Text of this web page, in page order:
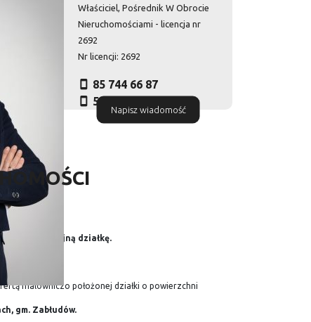
Właściciel, Pośrednik W Obrocie
Nieruchomościami - licencja nr
2692
Nr licencji: 2692
85 744 66 87
516 010 972
Napisz wiadomość
tą atrakcyjną działkę.
malowniczo położonej działki o powierzchni
gm. Zabłudów.